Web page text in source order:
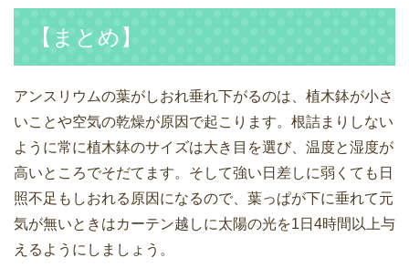
【まとめ】
アンスリウムの葉がしおれ垂れ下がるのは、植木鉢が小さ
いことや空気の乾燥が原因で起こります。根詰まりしない
ように常に植木鉢のサイズは大き目を選び、温度と湿度が
高いところでそだてます。そして強い日差しに弱くても日
照不足もしおれる原因になるので、葉っぱが下に垂れて元
気が無いときはカーテン越しに太陽の光を1日4時間以上与
えるようにしましょう。